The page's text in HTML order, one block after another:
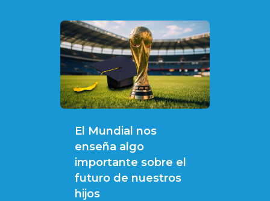
El Mundial nos
enseña algo
importante sobre el
futuro de nuestros
hijos